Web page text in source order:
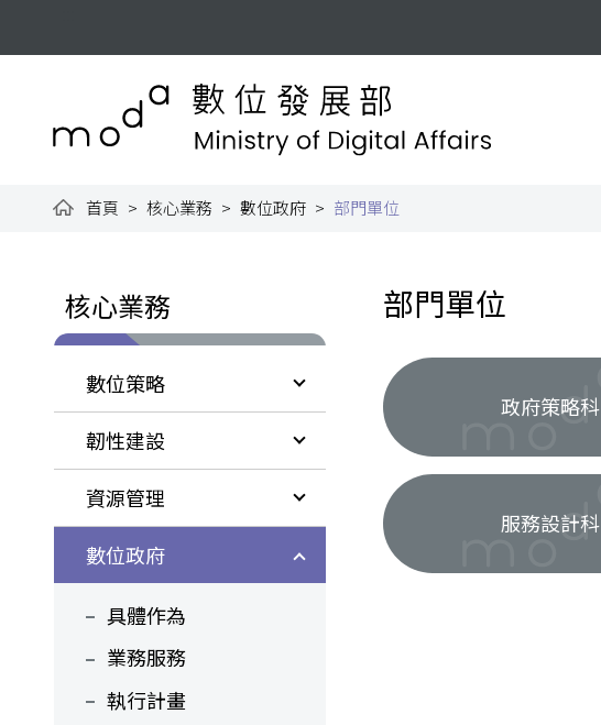
數位發展部全球資訊網
首頁 核心業務 數位政府 部門單位
核心業務
數位策略
韌性建設
資源管理
數位政府
具體作為
業務服務
執行計畫
部門單位
政府策略科
服務設計科